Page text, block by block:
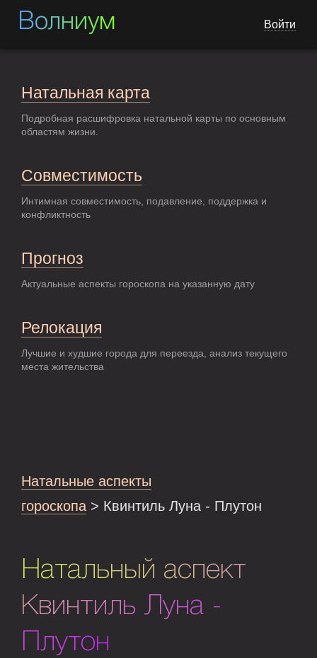
Волниум Войти
Натальная карта
Подробная расшифровка натальной карты по основным
областям жизни.
Совместимость
Интимная совместимость, подавление, поддержка и
конфликтность
Прогноз
Актуальные аспекты гороскопа на указанную дату
Релокация
Лучшие и худшие города для переезда, анализ текущего
места жительства
Натальные аспекты
гороскопа > Квинтиль Луна - Плутон
Натальный аспект
Квинтиль Луна -
Плутон